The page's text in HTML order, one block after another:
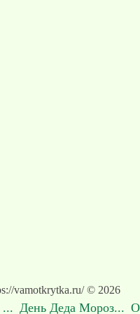
vamotkrytka.ru/ © 2026
... День Деда Мороз...